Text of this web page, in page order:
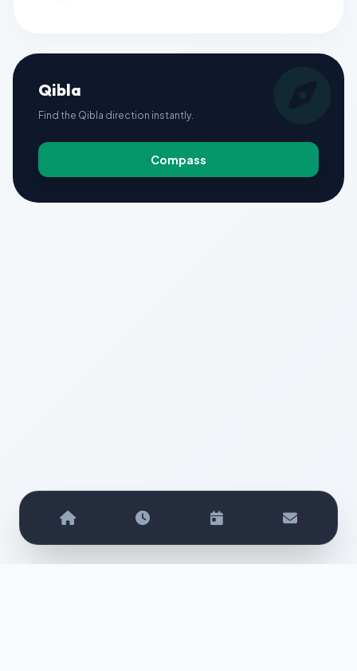
Qibla
Find the Qibla direction instantly.
Compass